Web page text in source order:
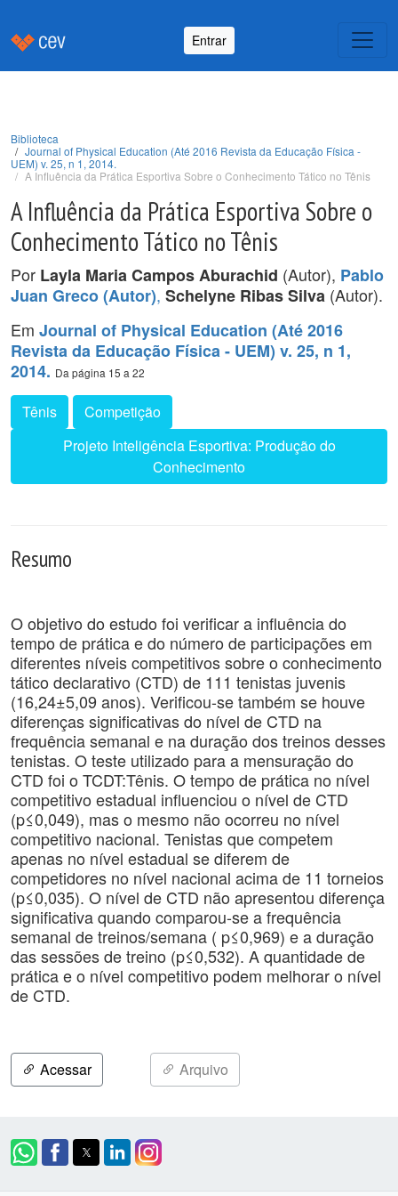
Entrar
Biblioteca
Journal of Physical Education (Até 2016 Revista da Educação Física -
UEM) v. 25, n 1, 2014.
A Influência da Prática Esportiva Sobre o Conhecimento Tático no Tênis
A Influência da Prática Esportiva Sobre o
Conhecimento Tático no Tênis
Por Layla Maria Campos Aburachid (Autor), Pablo
Juan Greco (Autor), Schelyne Ribas Silva (Autor).
Em Journal of Physical Education (Até 2016
Revista da Educação Física - UEM) v. 25, n 1,
2014. Da página 15 a 22
Tênis
Competição
Projeto Inteligência Esportiva: Produção do
Conhecimento
Resumo
O objetivo do estudo foi verificar a influência do
tempo de prática e do número de participações em
diferentes níveis competitivos sobre o conhecimento
tático declarativo (CTD) de 111 tenistas juvenis
(16,24±5,09 anos). Verificou-se também se houve
diferenças significativas do nível de CTD na
frequência semanal e na duração dos treinos desses
tenistas. O teste utilizado para a mensuração do
CTD foi o TCDT:Tênis. O tempo de prática no nível
competitivo estadual influenciou o nível de CTD
(p≤0,049), mas o mesmo não ocorreu no nível
competitivo nacional. Tenistas que competem
apenas no nível estadual se diferem de
competidores no nível nacional acima de 11 torneios
(p≤0,035). O nível de CTD não apresentou diferença
significativa quando comparou-se a frequência
semanal de treinos/semana ( p≤0,969) e a duração
das sessões de treino (p≤0,532). A quantidade de
prática e o nível competitivo podem melhorar o nível
de CTD.
Acessar Arquivo